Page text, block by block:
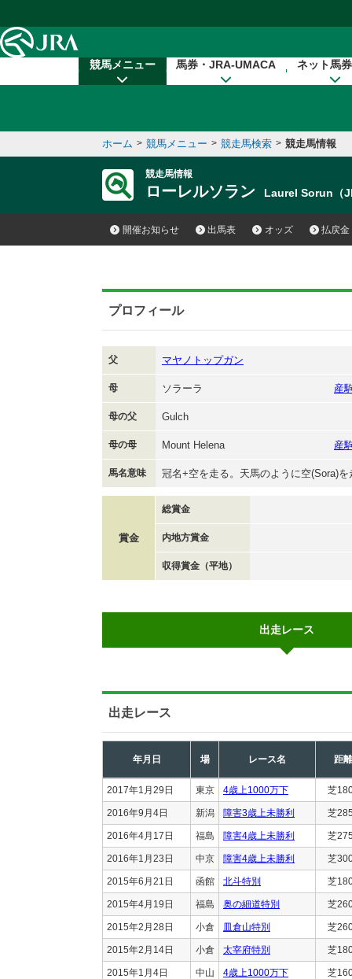
競馬メニュー 馬券・JRA-UMACA ネット馬
ホーム > 競馬メニュー > 競走馬検索 > 競走馬情報
競走馬情報
ローレルソラン Laurel Sorun（
開催お知らせ 出馬表 オッズ 払戻金
プロフィール
父 マヤノトップガン
母 ソラーラ 産
母の父 Gulch
母の母 Mount Helena 産
馬名意味 冠名+空を走る。天馬のように空(Sora)を
賞金
総賞金
内地方賞金
収得賞金（平地）
出走レース
出走レース
年月日 場 レース名 距離
2017年1月29日 東京 4歳上1000万下 芝
2016年9月4日 新潟 障害3歳上未勝利 芝
2016年4月17日 福島 障害4歳上未勝利 芝
2016年1月23日 中京 障害4歳上未勝利 芝
2015年6月21日 函館 北斗特別 芝
2015年4月19日 福島 奥の細道特別 芝
2015年2月28日 小倉 皿倉山特別 芝
2015年2月14日 小倉 太宰府特別 芝
2015年1月4日 中山 4歳上1000万下 芝